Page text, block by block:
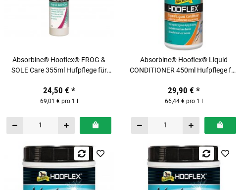
Absorbine® Hooflex® FROG &
SOLE Care 355ml Hufpflege für
24,50 € *
69,01 € pro 1 l
Absorbine® Hooflex® Liquid
CONDITIONER 450ml Hufpflege für
29,90 € *
66,44 € pro 1 l